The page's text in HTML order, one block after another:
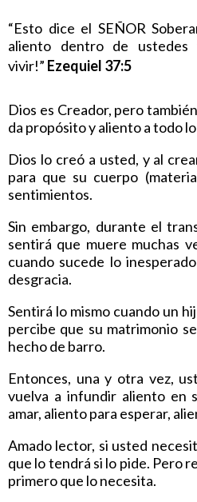
“Esto dice el SEÑOR
aliento dentro de
vivir!” Ezequiel 37:5
Dios es Creador, pero
da propósito y aliento a todo
Dios lo creó a usted, y al
para que su cuerpo
sentimientos.
Sin embargo, durante el
sentirá que muere muchas
cuando sucede lo
desgracia.
Sentirá lo mismo cuando un
percibe que su matrimonio
hecho de barro.
Entonces, una y otra vez,
vuelva a infundir aliento en
amar, aliento para esperar,
Amado lector, si usted
que lo tendrá si lo pide. Pero
primero que lo necesita.